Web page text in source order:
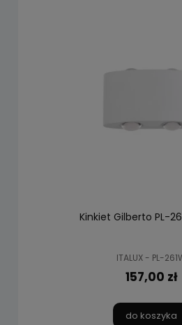
Kinkiet Gilberto PL-
ITALUX - PL-
157,00 zł
do koszyka